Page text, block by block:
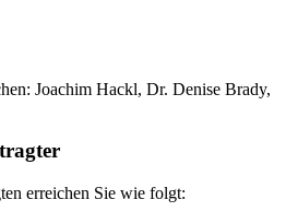
Joachim Hackl, Dr. Denise Brady,
erreichen Sie wie folgt: